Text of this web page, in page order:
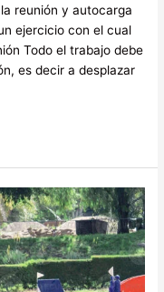
reunión y autocarga
ejercicio con el cual
Todo el trabajo debe
es decir a desplazar